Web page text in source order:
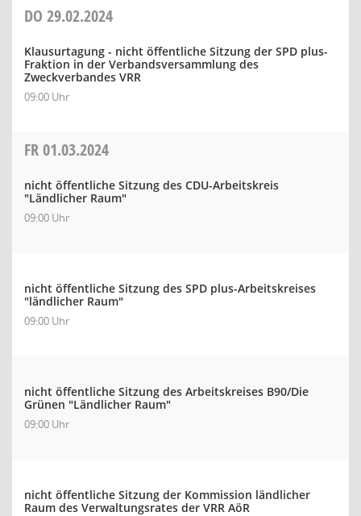
DO 29.02.2024
Klausurtagung - nicht öffentliche Sitzung der SPD plus-
Fraktion in der Verbandsversammlung des
Zweckverbandes VRR
09:00 Uhr
FR01.03.2024
nicht öffentliche Sitzung des CDU-Arbeitskreis
"Ländlicher Raum"
09:00 Uhr
nicht öffentliche Sitzung des SPD plus-Arbeitskreises
"ländlicher Raum"
09:00 Uhr
nicht öffentliche Sitzung des Arbeitskreises B90/Die
Grünen "Ländlicher Raum"
09:00 Uhr
nicht öffentliche Sitzung der Kommission ländlicher
Raum des Verwaltungsrates der VRR AöR